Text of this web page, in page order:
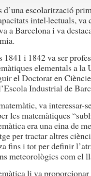
d’una escolarització
intel·lectuals,
a Barcelona i va
1841 i 1842 va ser
elementals a
el Doctorat en
Industrial de
va interessar-
les matemàtiques
era una eina de
per tractar altres
fins i tot per definir
meteorològics com el
li va proporcionar